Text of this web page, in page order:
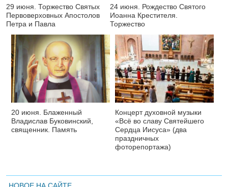
29 июня. Торжество Святых
Первоверховных Апостолов
Петра и Павла
24 июня. Рождество Святого
Иоанна Крестителя.
Торжество
20 июня. Блаженный
Владислав Буковинский,
священник. Память
Концерт духовной музыки
«Всё во славу Святейшего
Сердца Иисуса» (два
праздничных
фоторепортажа)